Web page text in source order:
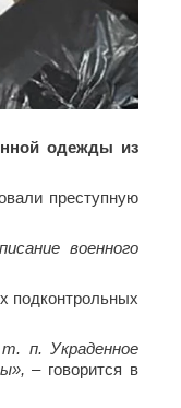
одежды из
преступную
военного
подконтрольных
п. Украденное
– говорится в